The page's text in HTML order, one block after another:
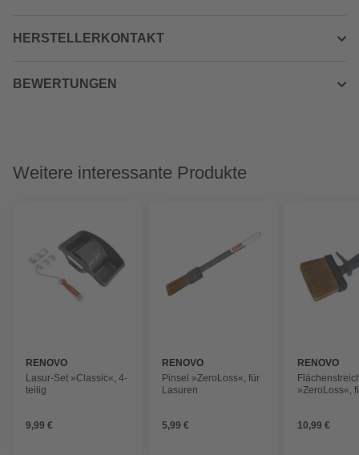
HERSTELLERKONTAKT
BEWERTUNGEN
Weitere interessante Produkte
RENOVO
Lasur-Set »Classic«, 4-
teilig
9,99 €
RENOVO
Pinsel »ZeroLoss«, für
Lasuren
5,99 €
RENOVO
»ZeroLoss«,
10,99 €